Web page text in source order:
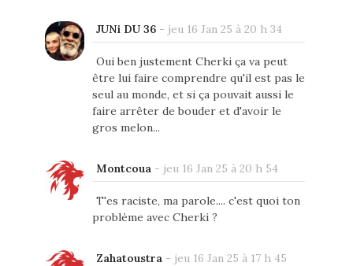
JUNi DU 36- jeu 16 Jan 25 à 20 h 34
Oui ben justement Cherki ça va peut
être lui faire comprendre qu'il est pas le
seul au monde, et si ça pouvait aussi le
faire arrêter de bouder et d'avoir le
gros melon...
Montcoua - jeu 16 Jan 25 à 20 h 54
T'es raciste, ma parole.... c'est quoi ton
problème avec Cherki ?
Zahatoustra - jeu 16 Jan 25 à 17 h 45